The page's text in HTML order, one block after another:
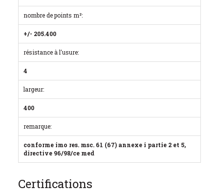
nombre de points m²:
+/- 205.400
résistance à l'usure:
4
largeur:
400
remarque:
conforme imo res. msc. 61 (67) annexe i partie 2 et 5,
directive 96/98/ce med
Certifications